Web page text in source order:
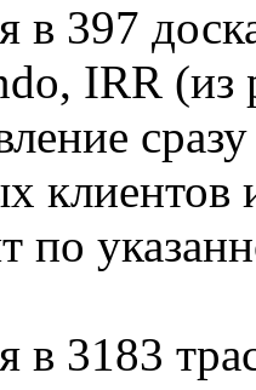
в 397
IRR (из
клиентов
по
в 3183